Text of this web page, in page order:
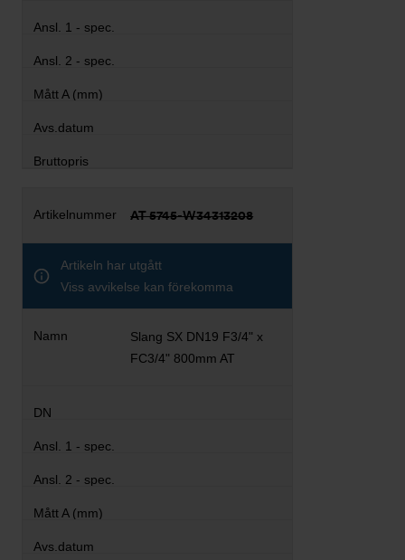
AT 5745-W34313208
Artikeln har utgått
Viss avvikelse kan förekomma
Slang SX DN19 F3/4" x
FC3/4" 800mm AT